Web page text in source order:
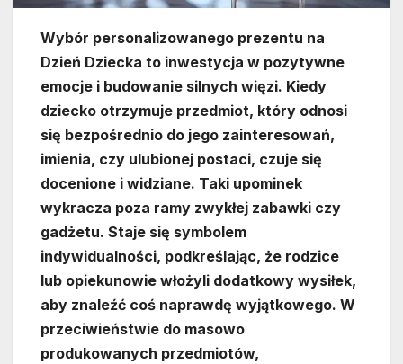
Wybór personalizowanego prezentu na
Dzień Dziecka to inwestycja w pozytywne
emocje i budowanie silnych więzi. Kiedy
dziecko otrzymuje przedmiot, który odnosi
się bezpośrednio do jego zainteresowań,
imienia, czy ulubionej postaci, czuje się
docenione i widziane. Taki upominek
wykracza poza ramy zwykłej zabawki czy
gadżetu. Staje się symbolem
indywidualności, podkreślając, że rodzice
lub opiekunowie włożyli dodatkowy wysiłek,
aby znaleźć coś naprawdę wyjątkowego. W
przeciwieństwie do masowo
produkowanych przedmiotów,